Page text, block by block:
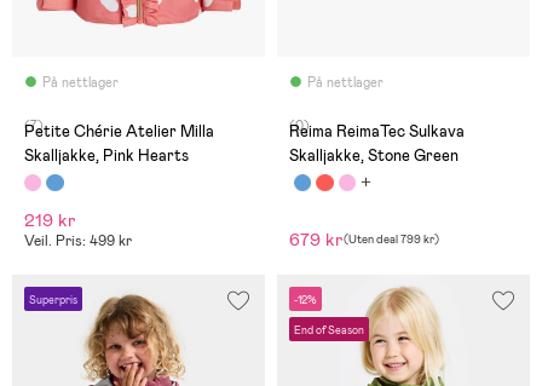
På nettlager
(7)
Petite Chérie Atelier Milla
Skalljakke, Pink Hearts
219 kr
Veil. Pris: 499 kr
På nettlager
(0)
Reima ReimaTec Sulkava
Skalljakke, Stone Green
679 kr(Uten deal799 kr)
Superpris -12%
End of Season